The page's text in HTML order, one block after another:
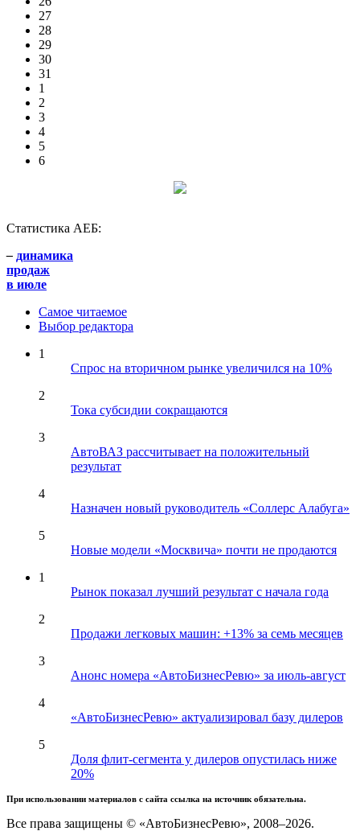
27
28
29
30
31
1
2
3
4
5
6
Статистика АЕБ:
– динамика
продаж
в июле
Самое читаемое
Выбор редактора
1
Спрос на вторичном рынке увеличился на 10%
2
Тока субсидии сокращаются
3
АвтоВАЗ рассчитывает на положительный
результат
4
Назначен новый руководитель «Соллерс Алабуга»
5
Новые модели «Москвича» почти не продаются
1
Рынок показал лучший результат с начала года
2
Продажи легковых машин: +13% за семь месяцев
3
Анонс номера «АвтоБизнесРевю» за июль-август
4
«АвтоБизнесРевю» актуализировал базу дилеров
5
Доля флит-сегмента у дилеров опустилась ниже
20%
При использовании материалов с сайта ссылка на источник обязательна.
Все права защищены © «АвтоБизнесРевю», 2008–2026.